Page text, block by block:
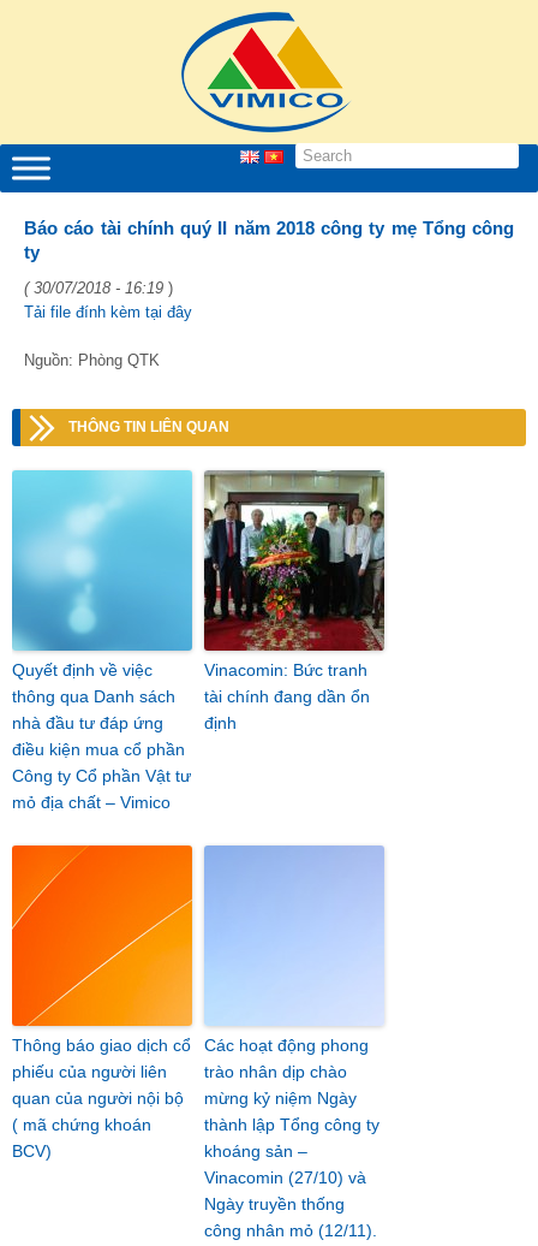
Báo cáo tài chính quý II năm 2018 công ty mẹ Tổng công
ty
( 30/07/2018 - 16:19 )
Tải file đính kèm tại đây
Nguồn: Phòng QTK
THÔNG TIN LIÊN QUAN
Quyết định về việc
thông qua Danh sách
nhà đầu tư đáp ứng
điều kiện mua cổ phần
Công ty Cổ phần Vật tư
mỏ địa chất – Vimico
Vinacomin: Bức tranh
tài chính đang dần ổn
định
Thông báo giao dịch cổ
phiếu của người liên
quan của người nội bộ
( mã chứng khoán
BCV)
Các hoạt động phong
trào nhân dịp chào
mừng kỷ niệm Ngày
thành lập Tổng công ty
khoáng sản –
Vinacomin (27/10) và
Ngày truyền thống
công nhân mỏ (12/11).